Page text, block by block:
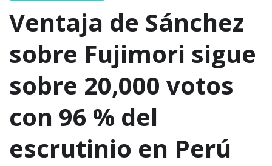
Ventaja de Sánchez
sobre Fujimori sigue
sobre 20,000 votos
con 96 % del
escrutinio en Perú